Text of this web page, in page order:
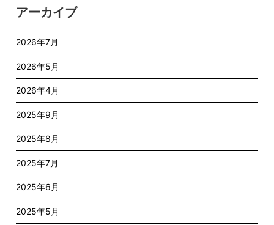
アーカイブ
2026年7月
2026年5月
2026年4月
2025年9月
2025年8月
2025年7月
2025年6月
2025年5月